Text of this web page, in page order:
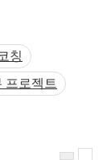
칭
프로젝트